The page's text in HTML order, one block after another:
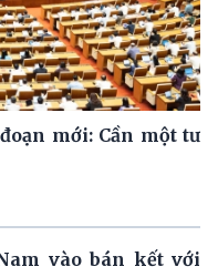
mới: Cần một tư
vào bán kết với